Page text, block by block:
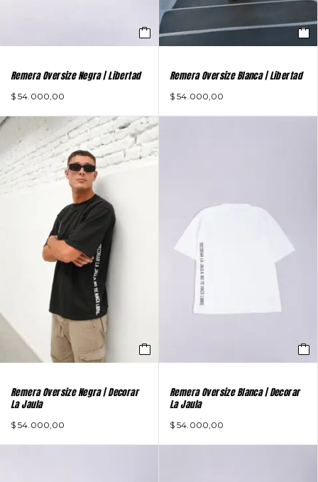
Remera Oversize Negra | Libertad
$ 54.000,00
Remera Oversize Blanca | Libertad
$ 54.000,00
Remera Oversize Negra | Decorar
La Jaula
$ 54.000,00
Remera Oversize Blanca | Decorar
La Jaula
$ 54.000,00